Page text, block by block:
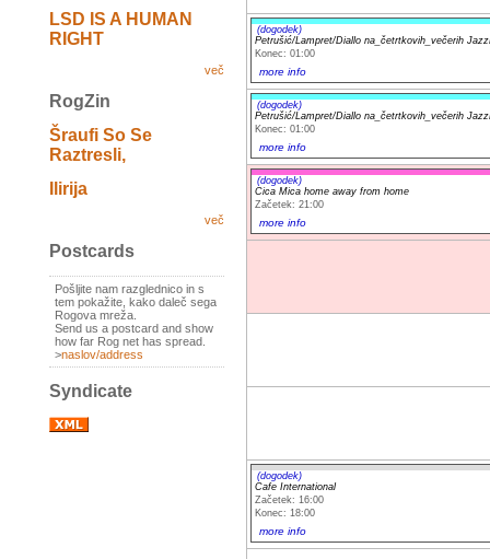
LSD IS A HUMAN
RIGHT
več
RogZin
Šraufi So Se
Raztresli,
Ilirija
več
Postcards
Pošljite nam razglednico in s
tem pokažite, kako daleč sega
Rogova mreža.
Send us a postcard and show
how far Rog net has spread.
>naslov/address
Syndicate
(dogodek)
Petrušić/Lampret/Diallo na_četrtkovih_večerih
Konec: 01:00
more info
(dogodek)
Petrušić/Lampret/Diallo na_četrtkovih_večerih
Konec: 01:00
more info
(dogodek)
Cica Mica home away from home
Začetek: 21:00
more info
(dogodek)
Cafe International
Začetek: 16:00
Konec: 18:00
more info